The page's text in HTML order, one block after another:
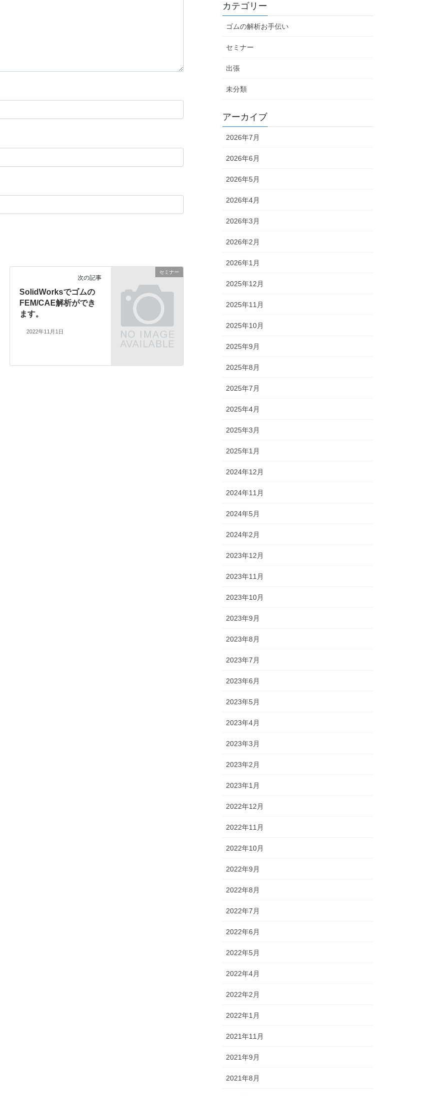
セミナー
次の記事
SolidWorksでゴムの
FEM/CAE解析ができ
ます。
2022年11月1日
カテゴリー
ゴムの解析お手伝い
セミナー
出張
未分類
アーカイブ
2026年7月
2026年6月
2026年5月
2026年4月
2026年3月
2026年2月
2026年1月
2025年12月
2025年11月
2025年10月
2025年9月
2025年8月
2025年7月
2025年4月
2025年3月
2025年1月
2024年12月
2024年11月
2024年5月
2024年2月
2023年12月
2023年11月
2023年10月
2023年9月
2023年8月
2023年7月
2023年6月
2023年5月
2023年4月
2023年3月
2023年2月
2023年1月
2022年12月
2022年11月
2022年10月
2022年9月
2022年8月
2022年7月
2022年6月
2022年5月
2022年4月
2022年2月
2022年1月
2021年11月
2021年9月
2021年8月